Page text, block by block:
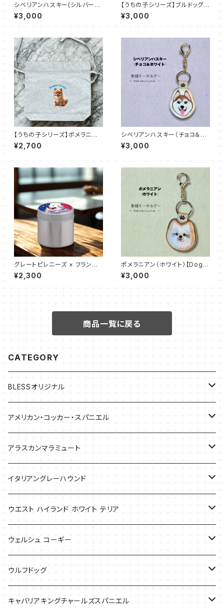
シベリアンハスキー(シルバー＆
ホワイト)【DogTag Stitch】両
面刺繍キーホルダー
¥3,000
【うちの子シリーズ】ブルドッグ｜
キャンバストート M（全7色）
¥3,000
【うちの子シリーズ】ポメラニア
ン｜シャンブリック巾着ショルダ
ーバッグ（全3色）
¥2,700
シベリアンハスキー（チョコ＆ホ
ワイト）【DogTag Stitch】両面
刺繍キーホルダー
¥3,000
グレートピレニーズ × フランス
国旗｜コルン缶
¥2,300
ポメラニアン（ホワイト）【DogT
ag Stitch】両面刺繍キーホルダ
ー
¥3,000
商品一覧に戻る
CATEGORY
BLESSオリジナル
バッグ
アメリカン・コッカー・スパニエル
バッグ
Tシャツ
アラスカンマラミュート
Tシャツ
バッグ
ケース
イタリアングレーハウンド
ケース
バッグ
Tシャツ
ウエスト ハイランド ホワイト テリア
ケース
バッグ
ウェルシュ コーギー
Tシャツ
バッグ
ウルフドッグ
Tシャツ
キャバリアキングチャールズスパニエル